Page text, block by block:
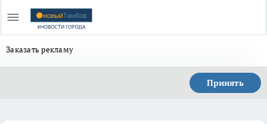
Заказать рекламу
Принять